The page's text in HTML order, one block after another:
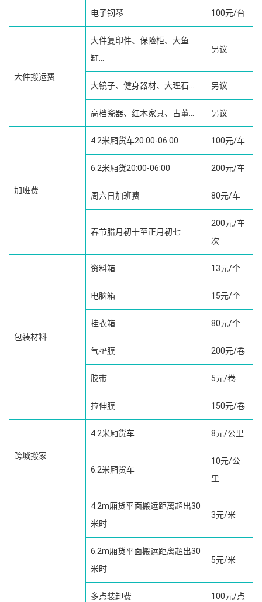
电子钢琴 100元/台
大件搬运费
大件复印件、保险柜、大鱼
缸...
另议
大镜子、健身器材、大理石.... 另议
高档瓷器、红木家具、古董... 另议
加班费
4.2米厢货车20:00-06:00 100元/车
6.2米厢货20:00-06:00 200元/车
周六日加班费 80元/车
春节腊月初十至正月初七
200元/车
次
包装材料
资料箱 13元/个
电脑箱 15元/个
挂衣箱 80元/个
气垫膜 200元/卷
胶带 5元/卷
拉伸膜 150元/卷
跨城搬家
4.2米厢货车 8元/公里
6.2米厢货车
10元/公
里
4.2m厢货平面搬运距离超出30
米时
3元/米
6.2m厢货平面搬运距离超出30
米时
5元/米
多点装卸费 100元/点